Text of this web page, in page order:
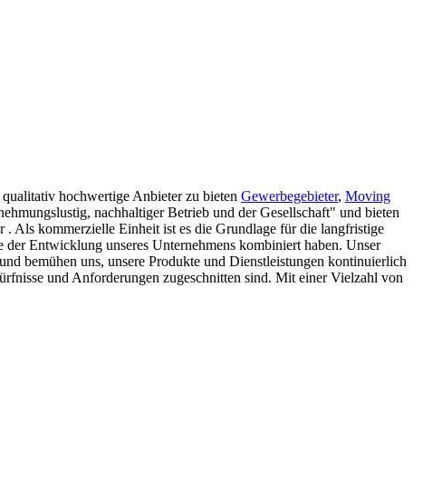
hochwertige Anbieter zu bieten Gewerbegebieter, Moving
nachhaltiger Betrieb und der Gesellschaft" und bieten
. Als kommerzielle Einheit ist es die Grundlage für die langfristige
Entwicklung unseres Unternehmens kombiniert haben. Unser
bemühen uns, unsere Produkte und Dienstleistungen kontinuierlich
und Anforderungen zugeschnitten sind. Mit einer Vielzahl von